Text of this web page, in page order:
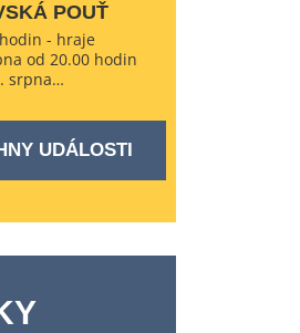
POUŤ
- hraje
od 20.00 hodin
srpna…
UDÁLOSTI